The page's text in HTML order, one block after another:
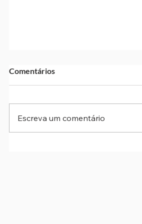
Comentários
Escreva um comentário